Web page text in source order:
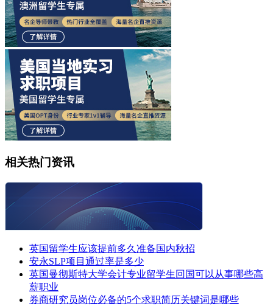
相关热门资讯
英国留学生应该提前多久准备国内秋招
安永SLP项目通过率是多少
英国曼彻斯特大学会计专业留学生回国可以从事哪些高
薪职业
券商研究员岗位必备的5个求职简历关键词是哪些